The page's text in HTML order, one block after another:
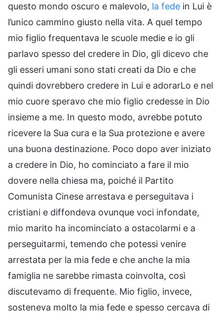
questo mondo oscuro e malevolo, la fede in Lui è
l’unico cammino giusto nella vita. A quel tempo
mio figlio frequentava le scuole medie e io gli
parlavo spesso del credere in Dio, gli dicevo che
gli esseri umani sono stati creati da Dio e che
quindi dovrebbero credere in Lui e adorarLo e nel
mio cuore speravo che mio figlio credesse in Dio
insieme a me. In questo modo, avrebbe potuto
ricevere la Sua cura e la Sua protezione e avere
una buona destinazione. Poco dopo aver iniziato
a credere in Dio, ho cominciato a fare il mio
dovere nella chiesa ma, poiché il Partito
Comunista Cinese arrestava e perseguitava i
cristiani e diffondeva ovunque voci infondate,
mio marito ha incominciato a ostacolarmi e a
perseguitarmi, temendo che potessi venire
arrestata per la mia fede e che anche la mia
famiglia ne sarebbe rimasta coinvolta, così
discutevamo di frequente. Mio figlio, invece,
sosteneva molto la mia fede e spesso cercava di